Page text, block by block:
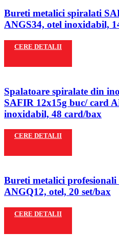
Bureti metalici spiralati
ANGS34, otel inoxidabil,
CERE DETALII
Spalatoare spiralate din
SAFIR 12x15g buc/ card
inoxidabil, 48 card/bax
CERE DETALII
Bureti metalici
ANGQ12, otel, 20 set/bax
CERE DETALII